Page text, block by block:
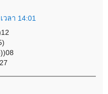
วลา 14:01